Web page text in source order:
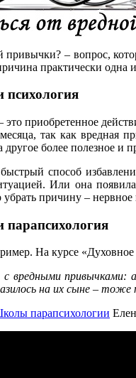
привычки? – вопрос,
практически одна
приобретенное
так как вредная
более полезное и
способ
Или она
причину – нервное
На курсе
вредными привычками:
на их сыне – тоже
парапсихологии